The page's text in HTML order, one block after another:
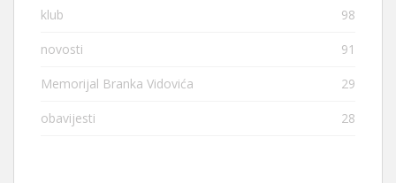
klub 98
novosti 91
Memorijal Branka Vidovića 29
obavijesti 28